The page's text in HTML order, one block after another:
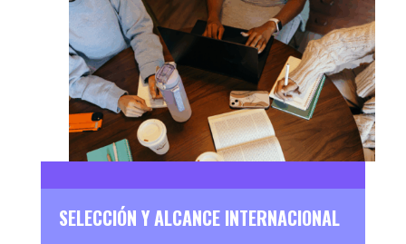
SELECCIÓN Y ALCANCE INTERNACIONAL